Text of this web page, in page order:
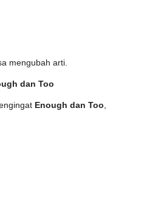
mengubah arti.
dan Too
Enough dan Too,